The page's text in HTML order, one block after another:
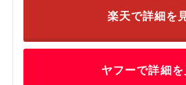
楽天で詳細を
ヤフーで詳細を